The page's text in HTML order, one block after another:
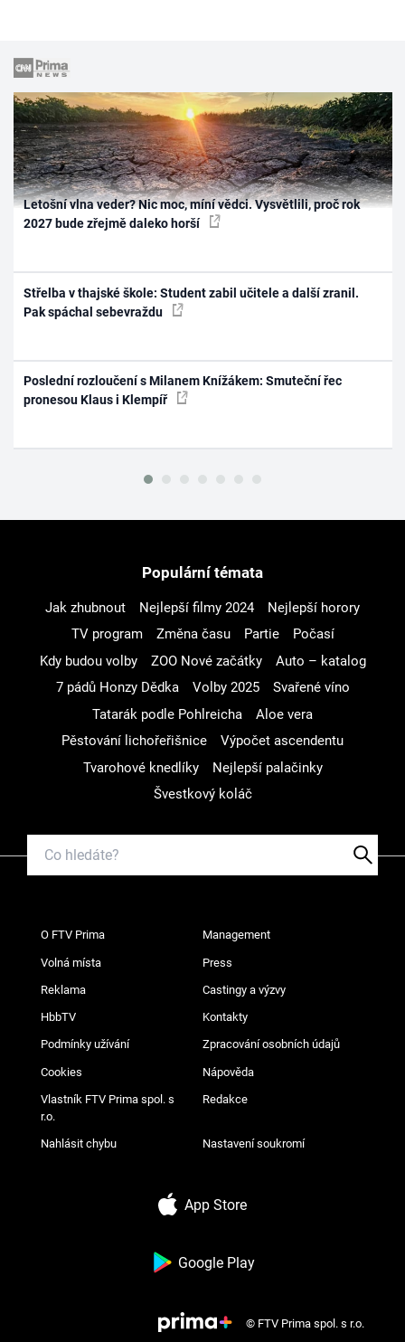
Letošní vlna veder? Nic moc, míní vědci. Vysvětlili, proč rok
2027 bude zřejmě daleko horší
Střelba v thajské škole: Student zabil učitele a další zranil.
Pak spáchal sebevraždu
Poslední rozloučení s Milanem Knížákem: Smuteční řec
pronesou Klaus i Klempíř
Populární témata
Jak zhubnout Nejlepší filmy 2024
Nejlepší horory
TV program
Změna času Partie
Počasí
Kdy budou volby
ZOO Nové začátky
Auto – katalog
7 pádů Honzy Dědka
Volby 2025
Svařené víno
Tatarák podle Pohlreicha
Aloe vera
Pěstování lichořeřišnice
Výpočet ascendentu
Tvarohové knedlíky
Nejlepší palačinky
Švestkový koláč
O FTV Prima Management
Volná místa Press
Reklama Castingy a výzvy
HbbTV Kontakty
Podmínky užívání Zpracování osobních údajů
Cookies Nápověda
Vlastník FTV Prima spol. s
r.o.
Redakce
Nahlásit chybu Nastavení soukromí
App Store
Google Play
© FTV Prima spol. s r.o.